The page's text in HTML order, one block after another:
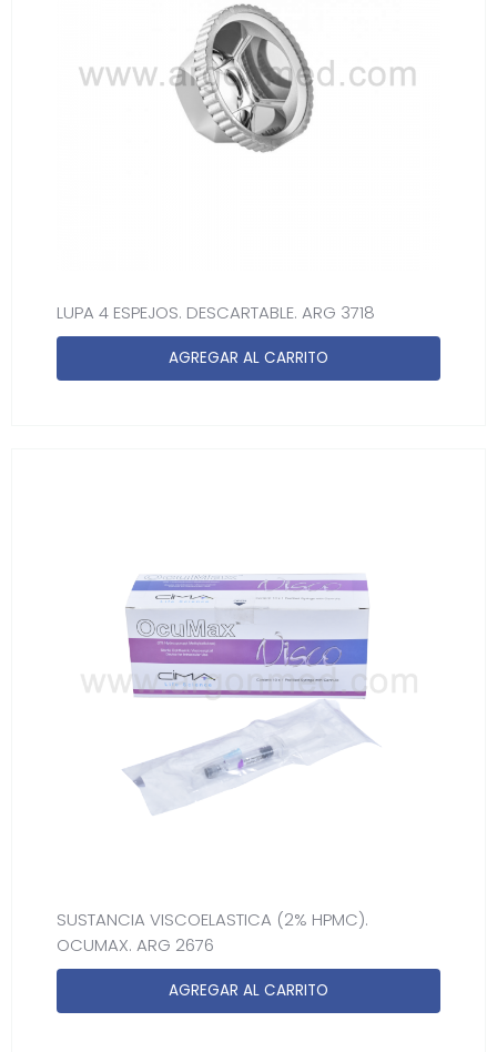
LUPA 4 ESPEJOS. DESCARTABLE. ARG 3718
AGREGAR AL CARRITO
SUSTANCIA VISCOELASTICA (2% HPMC).
OCUMAX. ARG 2676
AGREGAR AL CARRITO